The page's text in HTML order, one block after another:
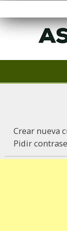
Crear nueva
Pidir